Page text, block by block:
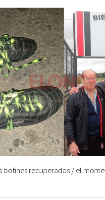
botines recuperados / el